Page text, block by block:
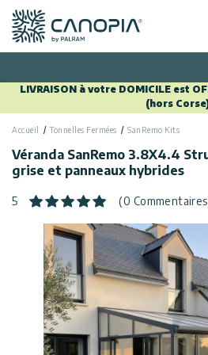
Canopia FR
Catégories
Serres
Tonnelles
de Jardin
Abris
de
Jardin
Info
Appelez
Contacter
Général
Politique de
confidentialité
LIVRAISON à votre DOMICILE est
(hors
Accueil Tonnelles Fermées SanRemo Kits
Véranda SanRemo 3.8X4.4
grise et panneaux hybrides
5 (0